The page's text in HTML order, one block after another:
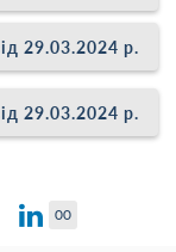
29.03.2024 р.
29.03.2024 р.
00